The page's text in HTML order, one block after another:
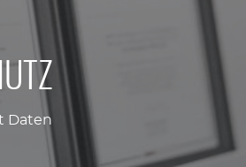
Daten